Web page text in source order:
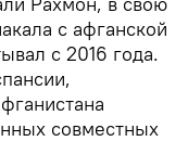
с афганской
с 2016 года.
совместных